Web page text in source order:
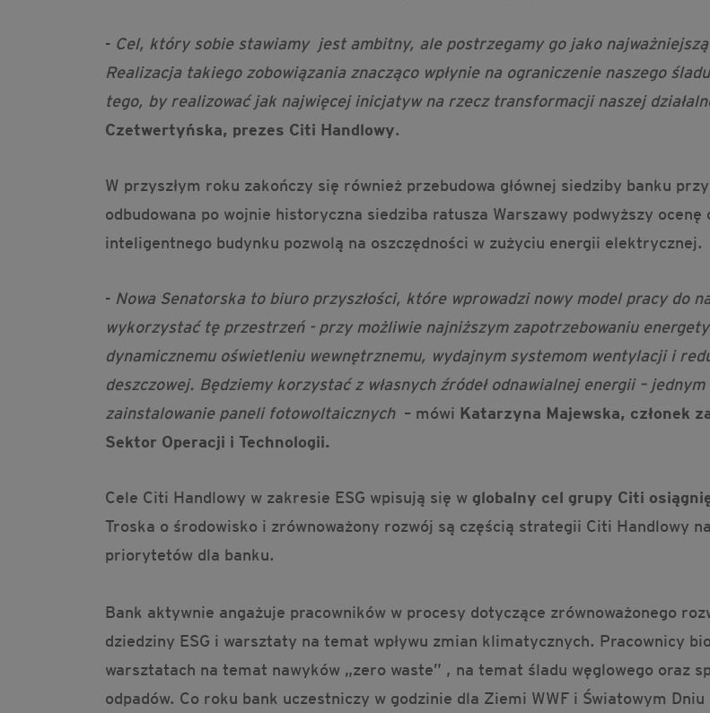
- Cel, który sobie stawiamy jest ambitny, ale postrzegamy go jako
Realizacja takiego zobowiązania znacząco wpłynie na ograniczenie naszego
tego, by realizować jak najwięcej inicjatyw na rzecz transformacji naszej
Czetwertyńska, prezes Citi Handlowy.
W przyszłym roku zakończy się również przebudowa głównej siedziby banku
odbudowana po wojnie historyczna siedziba ratusza Warszawy podwyższy
inteligentnego budynku pozwolą na oszczędności w zużyciu energii elektrycznej.
- Nowa Senatorska to biuro przyszłości, które wprowadzi nowy model pracy do
wykorzystać tę przestrzeń - przy możliwie najniższym zapotrzebowaniu
dynamicznemu oświetleniu wewnętrznemu, wydajnym systemom wentylacji i
deszczowej. Będziemy korzystać z własnych źródeł odnawialnej energii –
zainstalowanie paneli fotowoltaicznych – mówi Katarzyna Majewska, członek
Sektor Operacji i Technologii.
Cele Citi Handlowy w zakresie ESG wpisują się w globalny cel grupy Citi
Troska o środowisko i zrównoważony rozwój są częścią strategii Citi Handlowy
priorytetów dla banku.
Bank aktywnie angażuje pracowników w procesy dotyczące zrównoważonego
dziedziny ESG i warsztaty na temat wpływu zmian klimatycznych. Pracownicy
warsztatach na temat nawyków „zero waste” , na temat śladu węglowego oraz
odpadów. Co roku bank uczestniczy w godzinie dla Ziemi WWF i Światowym